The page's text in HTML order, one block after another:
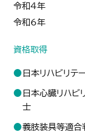
令和4年
令和6年
資格取得
日本リハビリテ
日本心臓リハビ
士
義肢装具等適合